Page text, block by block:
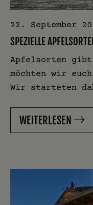
22. September
SPEZIELLE
Apfelsorten gibt
möchten wir
Wir starteten
WEITERLESEN